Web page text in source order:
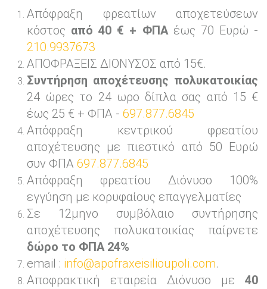
Απόφραξη φρεατίων αποχετεύσεων
κόστος από 40 € + ΦΠΑέως 70 Ευρώ -
210.9937673
ΑΠΟΦΡΑΞΕΙΣ ΔΙΟΝΥΣΟΣ από 15€.
Συντήρηση αποχέτευσης πολυκατοικίας
24 ώρες το 24 ωρο δίπλα σας από 15 €
έως 25 € + ΦΠΑ - 697.877.6845
Απόφραξη κεντρικού φρεατίου
αποχέτευσης με πιεστικό από 50 Ευρώ
συν ΦΠΑ 697.877.6845
Απόφραξη φρεατίου Διόνυσο 100%
εγγύηση με κορυφαίους επαγγελματίες
Σε 12μηνο συμβόλαιο συντήρησης
αποχέτευσης πολυκατοικίας παίρνετε
δώρο το ΦΠΑ 24%
email : info@apofraxeisilioupoli.com.
Αποφρακτική εταιρεία Διόνυσο με 40